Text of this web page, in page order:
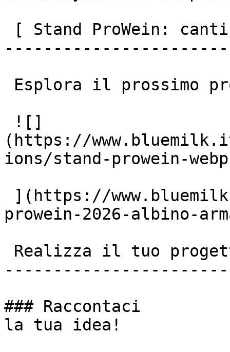
(https://
ions/stand-prowein-
prowein-2026-albino-
### Raccontaci
la tua idea!